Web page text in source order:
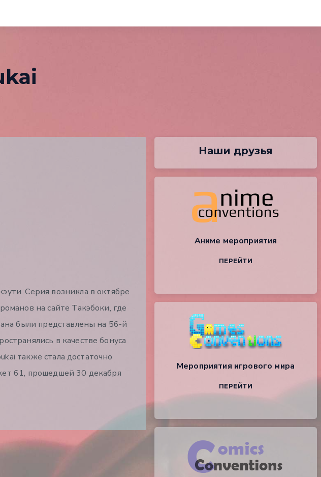
Серия возникла в октябре
на сайте Такэбоки, где
были представлены на 56-й
в качестве бонуса
также стала достаточно
61, прошедшей 30 декабря
Наши друзья
Аниме мероприятия
ПЕРЕЙТИ
Мероприятия игрового мира
ПЕРЕЙТИ